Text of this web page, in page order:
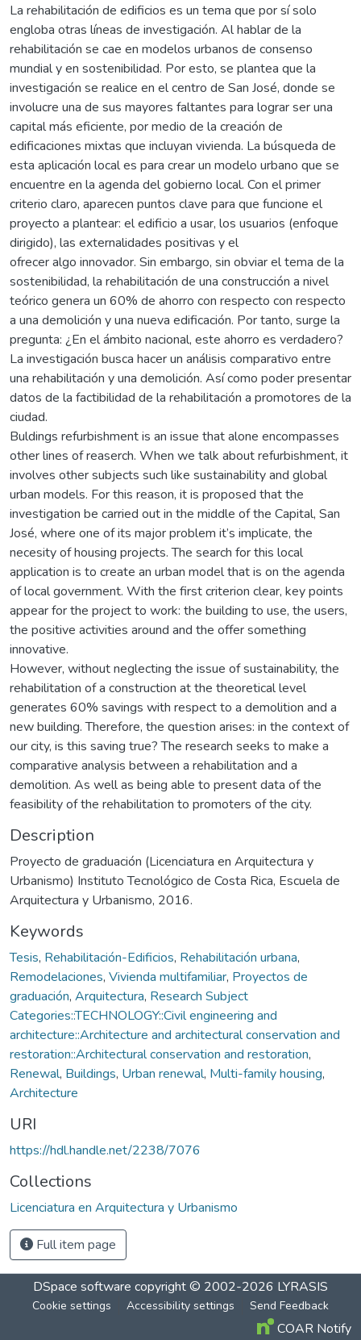
La rehabilitación de edificios es un tema que por sí solo
engloba otras líneas de investigación. Al hablar de la
rehabilitación se cae en modelos urbanos de consenso
mundial y en sostenibilidad. Por esto, se plantea que la
investigación se realice en el centro de San José, donde se
involucre una de sus mayores faltantes para lograr ser una
capital más eficiente, por medio de la creación de
edificaciones mixtas que incluyan vivienda. La búsqueda de
esta aplicación local es para crear un modelo urbano que se
encuentre en la agenda del gobierno local. Con el primer
criterio claro, aparecen puntos clave para que funcione el
proyecto a plantear: el edificio a usar, los usuarios (enfoque
dirigido), las externalidades positivas y el
ofrecer algo innovador. Sin embargo, sin obviar el tema de la
sostenibilidad, la rehabilitación de una construcción a nivel
teórico genera un 60% de ahorro con respecto con respecto
a una demolición y una nueva edificación. Por tanto, surge la
pregunta: ¿En el ámbito nacional, este ahorro es verdadero?
La investigación busca hacer un análisis comparativo entre
una rehabilitación y una demolición. Así como poder presentar
datos de la factibilidad de la rehabilitación a promotores de la
ciudad.
Buldings refurbishment is an issue that alone encompasses
other lines of reaserch. When we talk about refurbishment, it
involves other subjects such like sustainability and global
urban models. For this reason, it is proposed that the
investigation be carried out in the middle of the Capital, San
José, where one of its major problem it’s implicate, the
necesity of housing projects. The search for this local
application is to create an urban model that is on the agenda
of local government. With the first criterion clear, key points
appear for the project to work: the building to use, the users,
the positive activities around and the offer something
innovative.
However, without neglecting the issue of sustainability, the
rehabilitation of a construction at the theoretical level
generates 60% savings with respect to a demolition and a
new building. Therefore, the question arises: in the context of
our city, is this saving true? The research seeks to make a
comparative analysis between a rehabilitation and a
demolition. As well as being able to present data of the
feasibility of the rehabilitation to promoters of the city.
Description
Proyecto de graduación (Licenciatura en Arquitectura y
Urbanismo) Instituto Tecnológico de Costa Rica, Escuela de
Arquitectura y Urbanismo, 2016.
Keywords
Tesis, Rehabilitación-Edificios, Rehabilitación urbana,
Remodelaciones, Vivienda multifamiliar, Proyectos de
graduación, Arquitectura, Research Subject
Categories::TECHNOLOGY::Civil engineering and
architecture::Architecture and architectural conservation and
restoration::Architectural conservation and restoration,
Renewal, Buildings, Urban renewal, Multi-family housing,
Architecture
URI
https://hdl.handle.net/2238/7076
Collections
Licenciatura en Arquitectura y Urbanismo
Full item page
DSpace software copyright © 2002-2026 LYRASIS
Cookie settings Accessibility settings Send Feedback
COAR Notify